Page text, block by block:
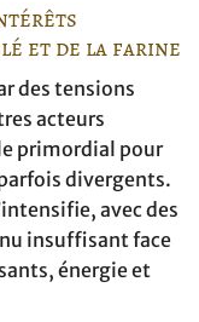
et de la farine
des tensions
acteurs
primordial pour
divergents.
avec des
insuffisant face
énergie et